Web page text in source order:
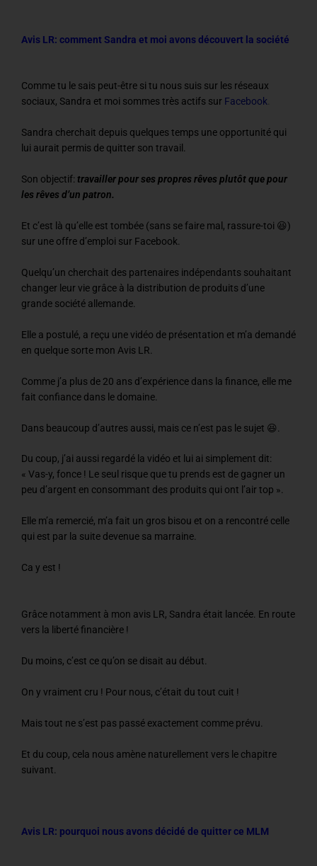
Avis LR: comment Sandra et moi avons découvert la société
Comme tu le sais peut-être si tu nous suis sur les réseaux
sociaux, Sandra et moi sommes très actifs sur Facebook
Sandra cherchait depuis quelques temps une opportunité qui
lui aurait permis de quitter son travail.
Son objectif: travailler pour ses propres rêves plutôt que pour
les rêves d’un patron.
Et c’est là qu’elle est tombée (sans se faire mal, rassure-toi 😆)
sur une offre d’emploi sur Facebook.
Quelqu’un cherchait des partenaires indépendants souhaitant
changer leur vie grâce à la distribution de produits d’une
grande société allemande.
Elle a postulé, a reçu une vidéo de présentation et m’a demandé
en quelque sorte mon Avis LR.
Comme j’a plus de 20 ans d’expérience dans la finance, elle me
fait confiance dans le domaine.
Dans beaucoup d’autres aussi, mais ce n’est pas le sujet 😆.
Du coup, j’ai aussi regardé la vidéo et lui ai simplement dit:
« Vas-y, fonce ! Le seul risque que tu prends est de gagner un
peu d’argent en consommant des produits qui ont l’air top ».
Elle m’a remercié, m’a fait un gros bisou et on a rencontré celle
qui est par la suite devenue sa marraine.
Ca y est !
Grâce notamment à mon avis LR, Sandra était lancée. En route
vers la liberté financière !
Du moins, c’est ce qu’on se disait au début.
On y vraiment cru ! Pour nous, c’était du tout cuit !
Mais tout ne s’est pas passé exactement comme prévu.
Et du coup, cela nous amène naturellement vers le chapitre
suivant.
Avis LR: pourquoi nous avons décidé de quitter ce MLM